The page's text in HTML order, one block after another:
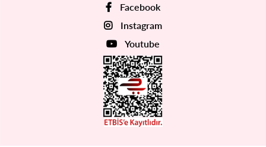
Facebook
Instagram
Youtube